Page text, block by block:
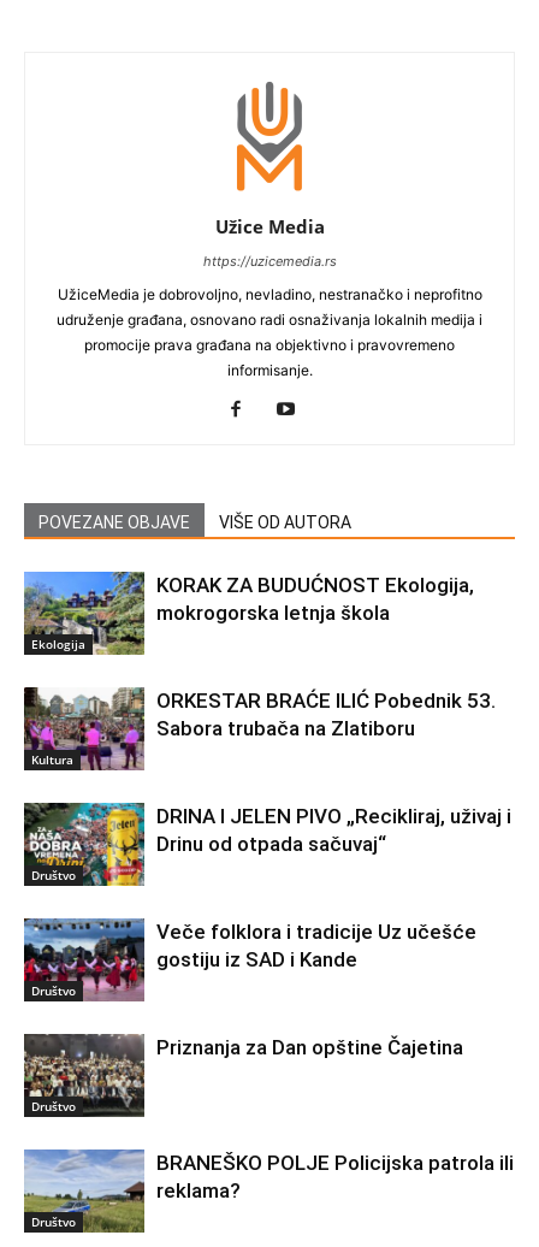
Užice Media
https://uzicemedia.rs
UžiceMedia je dobrovoljno, nevladino, nestranačko i neprofitno
udruženje građana, osnovano radi osnaživanja lokalnih medija i
promocije prava građana na objektivno i pravovremeno
informisanje.
POVEZANE OBJAVE VIŠE OD AUTORA
Ekologija
KORAK ZA BUDUĆNOST Ekologija,
mokrogorska letnja škola
Kultura
ORKESTAR BRAĆE ILIĆ Pobednik 53.
Sabora trubača na Zlatiboru
Društvo
DRINA I JELEN PIVO „Recikliraj, uživaj i
Drinu od otpada sačuvaj“
Društvo
Veče folklora i tradicije Uz učešće
gostiju iz SAD i Kande
Društvo
Priznanja za Dan opštine Čajetina
Društvo
BRANEŠKO POLJE Policijska patrola ili
reklama?